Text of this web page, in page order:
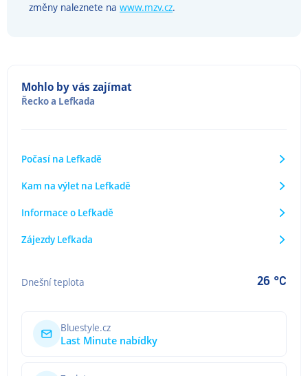
změny naleznete na www.mzv.cz.
Mohlo by vás zajímat
Řeckoa Lefkada
Počasí na Lefkadě
Kam na výlet na Lefkadě
Informace o Lefkadě
Zájezdy Lefkada
Dnešní teplota 26 °C
Bluestyle.cz
Last Minute nabídky